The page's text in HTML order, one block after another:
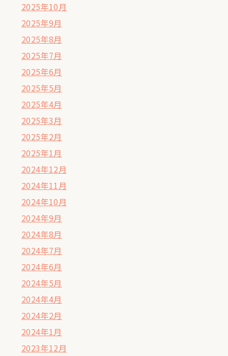
2025年10月
2025年9月
2025年8月
2025年7月
2025年6月
2025年5月
2025年4月
2025年3月
2025年2月
2025年1月
2024年12月
2024年11月
2024年10月
2024年9月
2024年8月
2024年7月
2024年6月
2024年5月
2024年4月
2024年2月
2024年1月
2023年12月